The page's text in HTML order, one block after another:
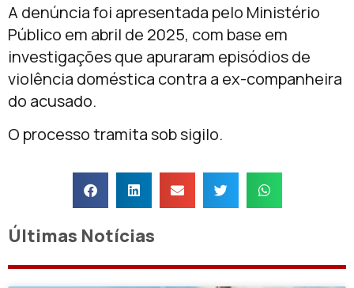
A denúncia foi apresentada pelo Ministério
Público em abril de 2025, com base em
investigações que apuraram episódios de
violência doméstica contra a ex-companheira
do acusado.
O processo tramita sob sigilo.
Últimas Notícias